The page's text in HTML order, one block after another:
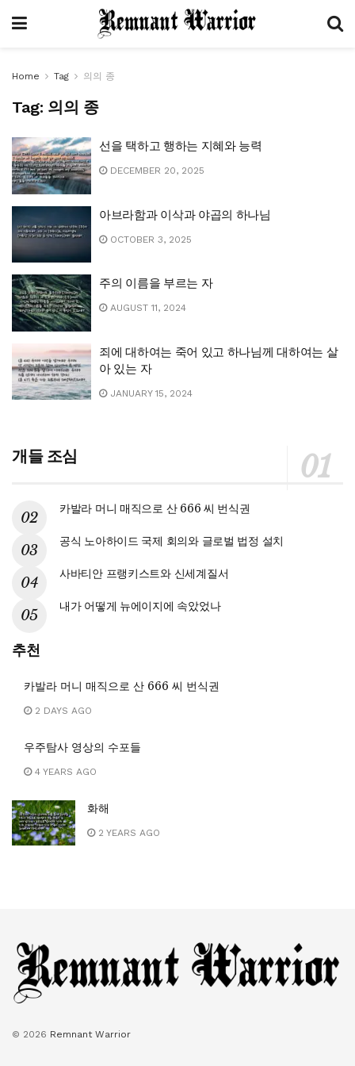
Home Tag 의의 종
Tag: 의의 종
선을 택하고 행하는 지혜와 능력
DECEMBER 20, 2025
아브라함과 이삭과 야곱의 하나님
OCTOBER 3, 2025
주의 이름을 부르는 자
AUGUST 11, 2024
죄에 대하여는 죽어 있고 하나님께 대하여는 살
아 있는 자
JANUARY 15, 2024
개들 조심
카발라 머니 매직으로 산 666 씨 번식권
공식 노아하이드 국제 회의와 글로벌 법정 설치
사바티안 프랭키스트와 신세계질서
내가 어떻게 뉴에이지에 속았었나
추천
카발라 머니 매직으로 산 666 씨 번식권
2 DAYS AGO
우주탐사 영상의 수포들
4 YEARS AGO
화해
2 YEARS AGO
© 2026 Remnant Warrior